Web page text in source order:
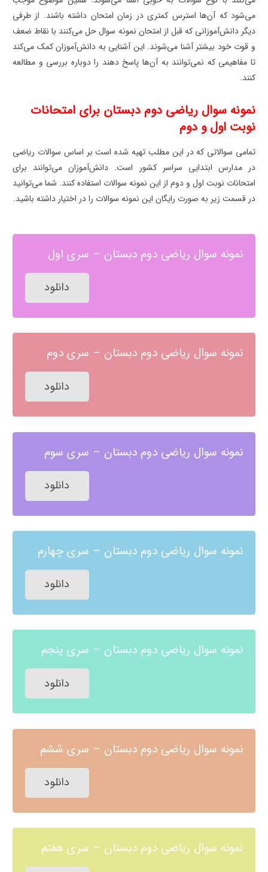
می‌شود که آن‌ها استرس کمتری در زمان امتحان داشته باشند. از طرفی
دیگر دانش‌آموزانی که قبل از امتحان نمونه سوال حل می‌کنند با نقاط ضعف
و قوت خود بیشتر آشنا می‌شوند. این آشنایی به دانش‌آموزان کمک می‌کند
تا مفاهیمی که نمی‌توانند به آن‌ها پاسخ دهند را دوباره بررسی و مطالعه
کنند.
نمونه سوال ریاضی دوم دبستان برای امتحانات
نوبت اول و دوم
تمامی سوالاتی که در این مطلب تهیه شده است بر اساس سوالات ریاضی
در مدارس ابتدایی سراسر کشور است. دانش‌آموزان می‌توانند برای
امتحانات نوبت اول و دوم از این نمونه سوالات استفاده کنند. شما می‌توانید
در قسمت زیر به صورت رایگان این نمونه سوالات را در اختیار داشته باشید.
نمونه سوال ریاضی دوم دبستان – سری اول
دانلود
نمونه سوال ریاضی دوم دبستان – سری دوم
دانلود
نمونه سوال ریاضی دوم دبستان – سری سوم
دانلود
نمونه سوال ریاضی دوم دبستان – سری چهارم
دانلود
نمونه سوال ریاضی دوم دبستان – سری پنجم
دانلود
نمونه سوال ریاضی دوم دبستان – سری ششم
دانلود
نمونه سوال ریاضی دوم دبستان – سری هفتم